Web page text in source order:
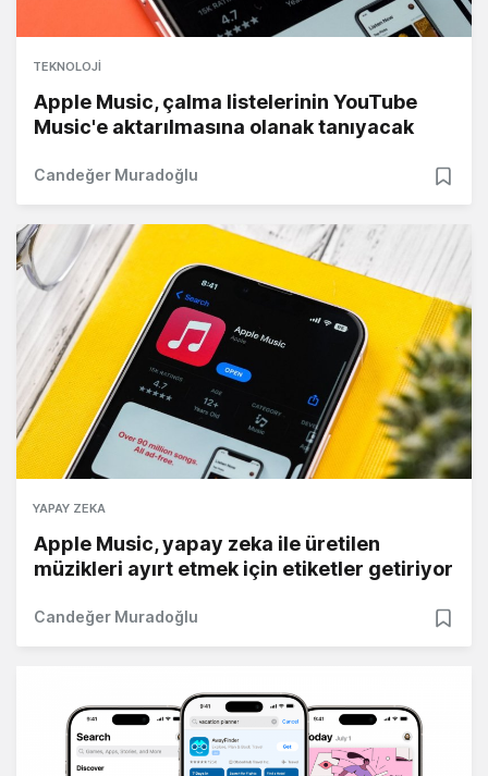
TEKNOLOJI
Apple Music, çalma listelerinin YouTube
Music'e aktarılmasına olanak tanıyacak
Candeğer Muradoğlu
YAPAY ZEKA
Apple Music, yapay zeka ile üretilen
müzikleri ayırt etmek için etiketler getiriyor
Candeğer Muradoğlu